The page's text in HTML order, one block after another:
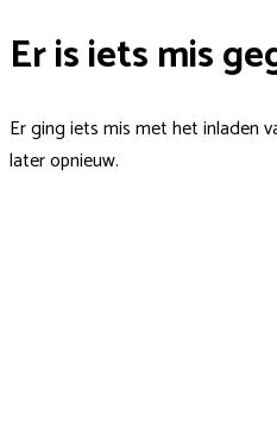
Er is iets mis
Er ging iets mis met het inladen
later opnieuw.